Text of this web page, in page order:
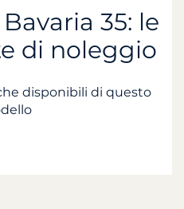
35: le
di noleggio
disponibili di questo